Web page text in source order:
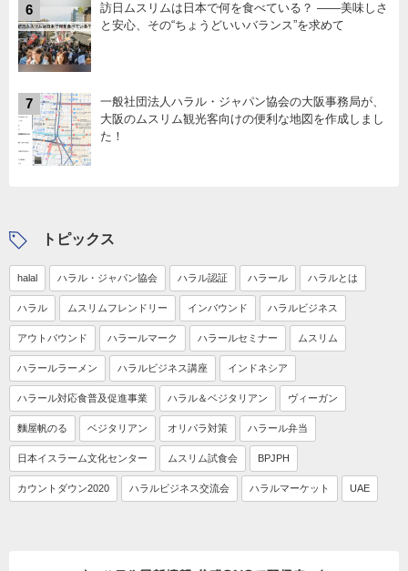
6
訪日ムスリムは日本で何を食べている？ ――美味しさ
と安心、その“ちょうどいいバランス”を求めて
7
一般社団法人ハラル・ジャパン協会の大阪事務局が、
大阪のムスリム観光客向けの便利な地図を作成しまし
た！
トピックス
halal ハラル・ジャパン協会 ハラル認証 ハラール ハラルとは
ハラル ムスリムフレンドリー インバウンド ハラルビジネス
アウトバウンド ハラールマーク ハラールセミナー ムスリム
ハラールラーメン ハラルビジネス講座 インドネシア
ハラール対応食普及促進事業 ハラル＆ベジタリアン ヴィーガン
麵屋帆のる ベジタリアン オリパラ対策 ハラール弁当
日本イスラーム文化センター ムスリム試食会 BPJPH
カウントダウン2020 ハラルビジネス交流会 ハラルマーケット UAE